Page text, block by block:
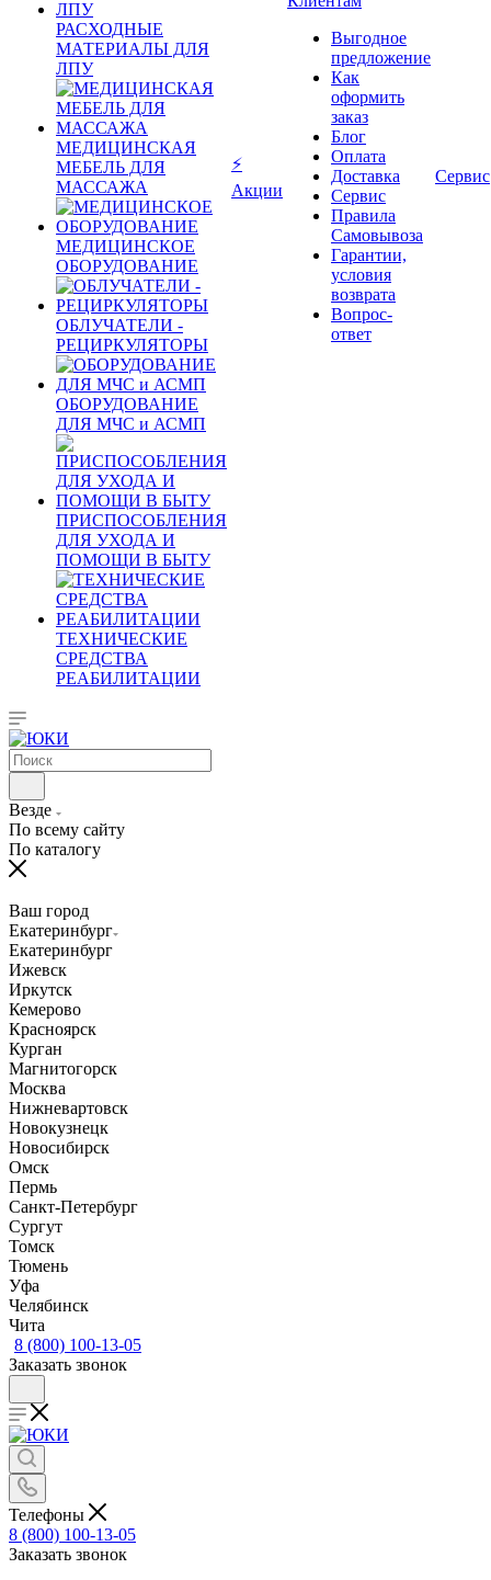
РАСХОДНЫЕ
МАТЕРИАЛЫ ДЛЯ
ЛПУ
МЕДИЦИНСКАЯ
МЕБЕЛЬ ДЛЯ
МАССАЖА
МЕДИЦИНСКОЕ
ОБОРУДОВАНИЕ
ОБЛУЧАТЕЛИ -
РЕЦИРКУЛЯТОРЫ
ОБОРУДОВАНИЕ
ДЛЯ МЧС и АСМП
ПРИСПОСОБЛЕНИЯ
ДЛЯ УХОДА И
ПОМОЩИ В БЫТУ
ТЕХНИЧЕСКИЕ
СРЕДСТВА
РЕАБИЛИТАЦИИ
⚡
Акции
Выгодное
предложение
Как
оформить
заказ
Блог
Оплата
Доставка
Сервис
Правила
Самовывоза
Гарантии,
условия
возврата
Вопрос-
ответ
Сервис
Везде
По всему сайту
По каталогу
Ваш город
Екатеринбург
Екатеринбург
Ижевск
Иркутск
Кемерово
Красноярск
Курган
Магнитогорск
Москва
Нижневартовск
Новокузнецк
Новосибирск
Омск
Пермь
Санкт-Петербург
Сургут
Томск
Тюмень
Уфа
Челябинск
Чита
8 (800) 100-13-05
Заказать звонок
Телефоны
8 (800) 100-13-05
Заказать звонок